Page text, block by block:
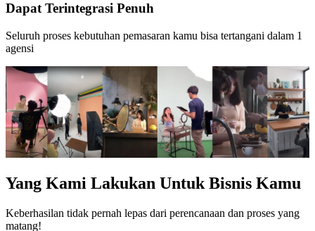
Dapat Terintegrasi Penuh
Seluruh proses kebutuhan pemasaran kamu bisa tertangani dalam 1
agensi
Yang Kami Lakukan Untuk Bisnis Kamu
Keberhasilan tidak pernah lepas dari perencanaan dan proses yang
matang!